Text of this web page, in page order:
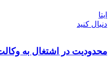
ایتا
دنبال کنید
محدودیت در اشتغال به